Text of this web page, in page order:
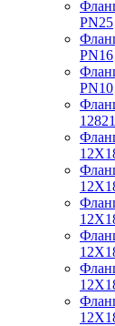
PN25
PN16
PN10